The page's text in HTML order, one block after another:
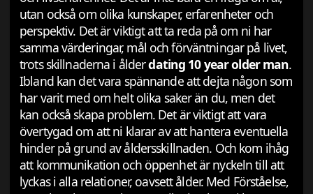
utan också om olika kunskaper, erfarenheter och
perspektiv. Det är viktigt att ta reda på om ni har
samma värderingar, mål och förväntningar på livet,
trots skillnaderna i ålderdating 10 year older man.
Ibland kan det vara spännande att dejta någon som
har varit med om helt olika saker än du, men det
kan också skapa problem. Det är viktigt att vara
övertygad om att ni klarar av att hantera eventuella
hinder på grund av åldersskillnaden. Och kom ihåg
att kommunikation och öppenhet är nyckeln till att
lyckas i alla relationer, oavsett ålder. Med Förståelse,